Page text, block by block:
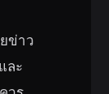
ข่าว
ละ